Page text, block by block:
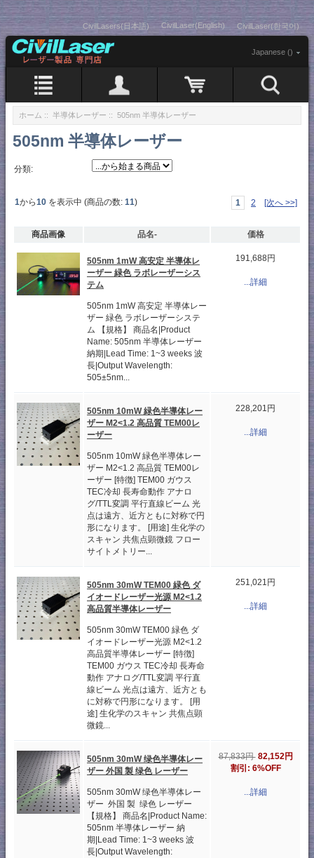
CivilLasers(日本語) CivilLaser(English) CivilLaser(한국어)
Japanese ()
ホーム :: 半導体レーザー :: 505nm 半導体レーザー
505nm 半導体レーザー
分類:
1から10 を表示中 (商品の数: 11) 1 2 [次へ >>]
商品画像 品名- 価格
505nm 1mW 高安定 半導体レ
ーザー 緑色 ラボレーザーシス
テム
505nm 1mW 高安定 半導体レー
ザー 緑色 ラボレーザーシステ
ム 【規格】 商品名|Product
Name: 505nm 半導体レーザー
納期|Lead Time: 1~3 weeks 波
長|Output Wavelength:
505±5nm...
191,688円
...詳細
505nm 10mW 緑色半導体レー
ザー M2<1.2 高品質 TEM00レ
ーザー
505nm 10mW 緑色半導体レー
ザー M2<1.2 高品質 TEM00レ
ーザー [特徴] TEM00 ガウス
TEC冷却 長寿命動作 アナロ
グ/TTL変調 平行直線ビーム 光
点は遠方、近方ともに対称で円
形になります。 [用途] 生化学の
スキャン 共焦点顕微鏡 フロー
サイトメトリー...
228,201円
...詳細
505nm 30mW TEM00 緑色 ダ
イオードレーザー光源 M2<1.2
高品質半導体レーザー
505nm 30mW TEM00 緑色 ダ
イオードレーザー光源 M2<1.2
高品質半導体レーザー [特徴]
TEM00 ガウス TEC冷却 長寿命
動作 アナログ/TTL変調 平行直
線ビーム 光点は遠方、近方とも
に対称で円形になります。 [用
途] 生化学のスキャン 共焦点顕
微鏡...
251,021円
...詳細
505nm 30mW 绿色半導体レー
ザー 外国 製 绿色 レーザー
505nm 30mW 绿色半導体レー
ザー 外国 製 绿色 レーザー
【規格】 商品名|Product Name:
505nm 半導体レーザー 納
期|Lead Time: 1~3 weeks 波
長|Output Wavelength:
87,833円 82,152円
割引: 6%OFF
...詳細